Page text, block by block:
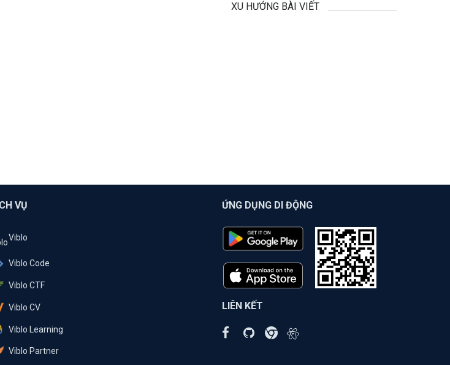
XU HƯỚNG BÀI VIẾT
VỤ
Viblo
Viblo Code
Viblo CTF
Viblo CV
Viblo Learning
Viblo Partner
ỨNG DỤNG DI ĐỘNG
LIÊN KẾT